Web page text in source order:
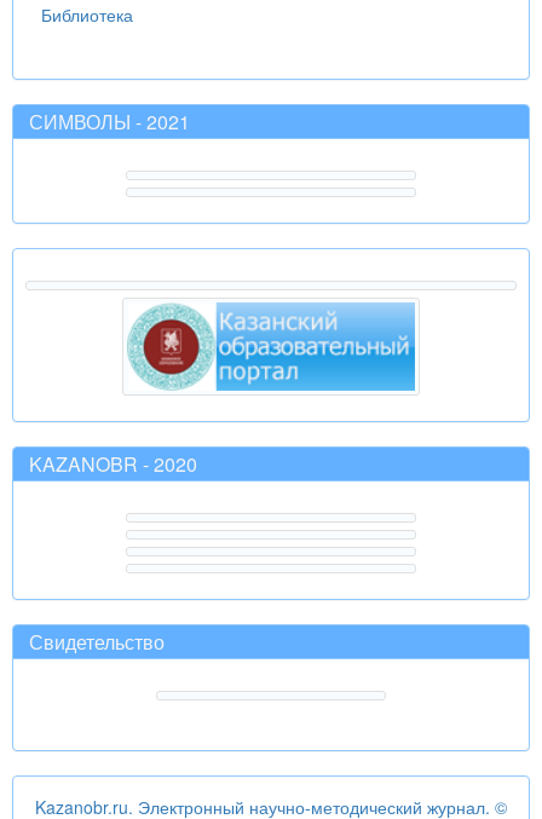
Библиотека
СИМВОЛЫ - 2021
KAZANOBR - 2020
Свидетельство
Kazanobr.ru. Электронный научно-методический журнал. ©